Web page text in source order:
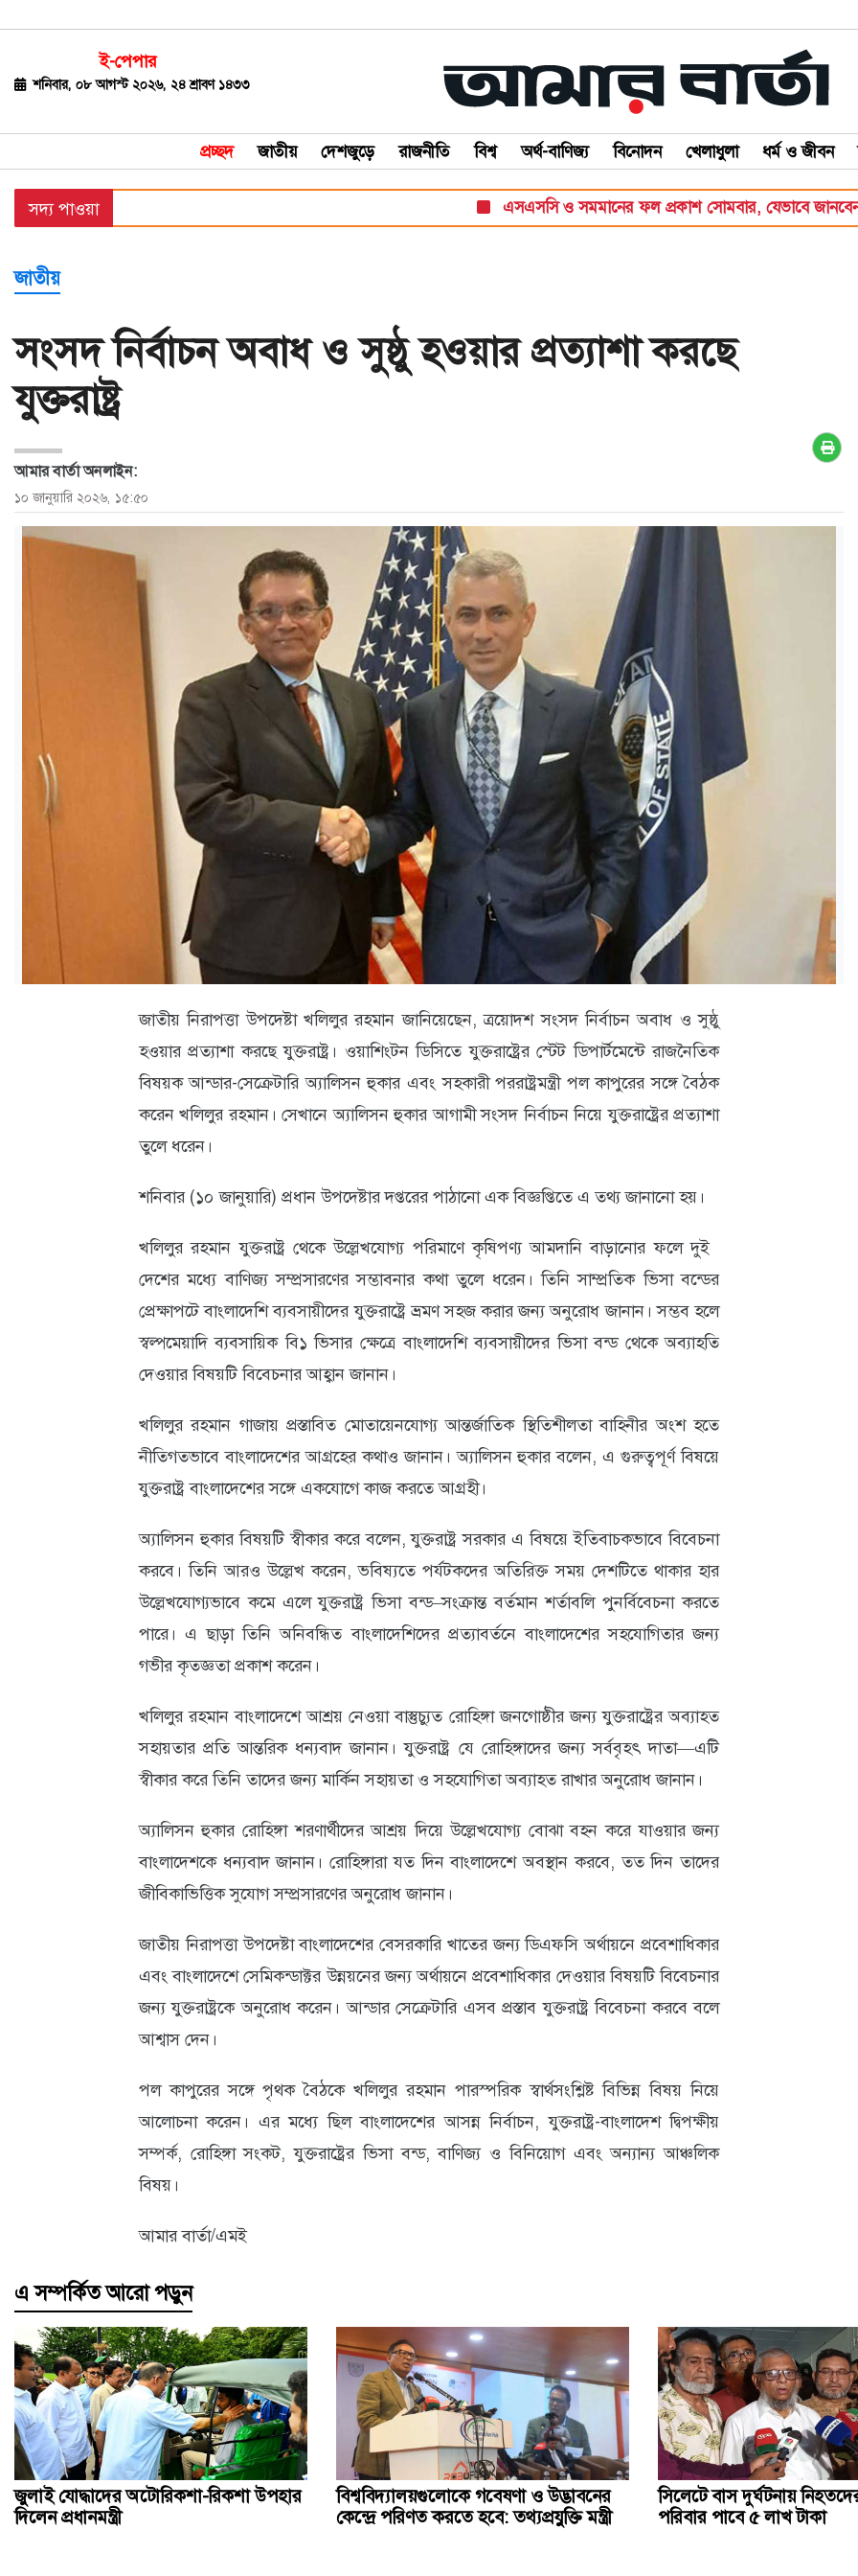
ই-পেপার
শনিবার, ০৮ আগস্ট ২০২৬, ২৪ শ্রাবণ ১৪৩৩
প্রচ্ছদ জাতীয় দেশজুড়ে রাজনীতি বিশ্ব অর্থ-বাণিজ্য বিনোদন খেলাধুলা ধর্ম ও জীবন
জাতীয়
রাজনীতি
বিশ্ব
বাণিজ্য
বিনোদন
খেলাধুলা
ধর্ম
ও
জীবন
মতামত
আজকের
পত্রিকা
ক্যারিয়ার
তথ্যপ্রযুক্তি
লাইফস্টাইল
সদ্য পাওয়া এসএসসি ও সমমানের ফল প্রকাশ সোমবার, যেভাবে জানবেন
জাতীয়
সংসদ নির্বাচন অবাধ ও সুষ্ঠু হওয়ার প্রত্যাশা করছে
যুক্তরাষ্ট্র
আমার বার্তা অনলাইন:
১০ জানুয়ারি ২০২৬, ১৫:৫০
জাতীয় নিরাপত্তা উপদেষ্টা খলিলুর রহমান জানিয়েছেন, ত্রয়োদশ সংসদ নির্বাচন অবাধ ও সুষ্ঠু
হওয়ার প্রত্যাশা করছে যুক্তরাষ্ট্র। ওয়াশিংটন ডিসিতে যুক্তরাষ্ট্রের স্টেট ডিপার্টমেন্টে রাজনৈতিক
বিষয়ক আন্ডার-সেক্রেটারি অ্যালিসন হুকার এবং সহকারী পররাষ্ট্রমন্ত্রী পল কাপুরের সঙ্গে বৈঠক
করেন খলিলুর রহমান। সেখানে অ্যালিসন হুকার আগামী সংসদ নির্বাচন নিয়ে যুক্তরাষ্ট্রের প্রত্যাশা
তুলে ধরেন।
শনিবার (১০ জানুয়ারি) প্রধান উপদেষ্টার দপ্তরের পাঠানো এক বিজ্ঞপ্তিতে এ তথ্য জানানো হয়।
খলিলুর রহমান যুক্তরাষ্ট্র থেকে উল্লেখযোগ্য পরিমাণে কৃষিপণ্য আমদানি বাড়ানোর ফলে দুই
দেশের মধ্যে বাণিজ্য সম্প্রসারণের সম্ভাবনার কথা তুলে ধরেন। তিনি সাম্প্রতিক ভিসা বন্ডের
প্রেক্ষাপটে বাংলাদেশি ব্যবসায়ীদের যুক্তরাষ্ট্রে ভ্রমণ সহজ করার জন্য অনুরোধ জানান। সম্ভব হলে
স্বল্পমেয়াদি ব্যবসায়িক বি১ ভিসার ক্ষেত্রে বাংলাদেশি ব্যবসায়ীদের ভিসা বন্ড থেকে অব্যাহতি
দেওয়ার বিষয়টি বিবেচনার আহ্বান জানান।
খলিলুর রহমান গাজায় প্রস্তাবিত মোতায়েনযোগ্য আন্তর্জাতিক স্থিতিশীলতা বাহিনীর অংশ হতে
নীতিগতভাবে বাংলাদেশের আগ্রহের কথাও জানান। অ্যালিসন হুকার বলেন, এ গুরুত্বপূর্ণ বিষয়ে
যুক্তরাষ্ট্র বাংলাদেশের সঙ্গে একযোগে কাজ করতে আগ্রহী।
অ্যালিসন হুকার বিষয়টি স্বীকার করে বলেন, যুক্তরাষ্ট্র সরকার এ বিষয়ে ইতিবাচকভাবে বিবেচনা
করবে। তিনি আরও উল্লেখ করেন, ভবিষ্যতে পর্যটকদের অতিরিক্ত সময় দেশটিতে থাকার হার
উল্লেখযোগ্যভাবে কমে এলে যুক্তরাষ্ট্র ভিসা বন্ড–সংক্রান্ত বর্তমান শর্তাবলি পুনর্বিবেচনা করতে
পারে। এ ছাড়া তিনি অনিবন্ধিত বাংলাদেশিদের প্রত্যাবর্তনে বাংলাদেশের সহযোগিতার জন্য
গভীর কৃতজ্ঞতা প্রকাশ করেন।
খলিলুর রহমান বাংলাদেশে আশ্রয় নেওয়া বাস্তুচ্যুত রোহিঙ্গা জনগোষ্ঠীর জন্য যুক্তরাষ্ট্রের অব্যাহত
সহায়তার প্রতি আন্তরিক ধন্যবাদ জানান। যুক্তরাষ্ট্র যে রোহিঙ্গাদের জন্য সর্ববৃহৎ দাতা—এটি
স্বীকার করে তিনি তাদের জন্য মার্কিন সহায়তা ও সহযোগিতা অব্যাহত রাখার অনুরোধ জানান।
অ্যালিসন হুকার রোহিঙ্গা শরণার্থীদের আশ্রয় দিয়ে উল্লেখযোগ্য বোঝা বহন করে যাওয়ার জন্য
বাংলাদেশকে ধন্যবাদ জানান। রোহিঙ্গারা যত দিন বাংলাদেশে অবস্থান করবে, তত দিন তাদের
জীবিকাভিত্তিক সুযোগ সম্প্রসারণের অনুরোধ জানান।
জাতীয় নিরাপত্তা উপদেষ্টা বাংলাদেশের বেসরকারি খাতের জন্য ডিএফসি অর্থায়নে প্রবেশাধিকার
এবং বাংলাদেশে সেমিকন্ডাক্টর উন্নয়নের জন্য অর্থায়নে প্রবেশাধিকার দেওয়ার বিষয়টি বিবেচনার
জন্য যুক্তরাষ্ট্রকে অনুরোধ করেন। আন্ডার সেক্রেটারি এসব প্রস্তাব যুক্তরাষ্ট্র বিবেচনা করবে বলে
আশ্বাস দেন।
পল কাপুরের সঙ্গে পৃথক বৈঠকে খলিলুর রহমান পারস্পরিক স্বার্থসংশ্লিষ্ট বিভিন্ন বিষয় নিয়ে
আলোচনা করেন। এর মধ্যে ছিল বাংলাদেশের আসন্ন নির্বাচন, যুক্তরাষ্ট্র-বাংলাদেশ দ্বিপক্ষীয়
সম্পর্ক, রোহিঙ্গা সংকট, যুক্তরাষ্ট্রের ভিসা বন্ড, বাণিজ্য ও বিনিয়োগ এবং অন্যান্য আঞ্চলিক
বিষয়।
আমার বার্তা/এমই
এ সম্পর্কিত আরো পড়ুন
জুলাই যোদ্ধাদের অটোরিকশা-রিকশা উপহার
দিলেন প্রধানমন্ত্রী
বিশ্ববিদ্যালয়গুলোকে গবেষণা ও উদ্ভাবনের
কেন্দ্রে পরিণত করতে হবে: তথ্যপ্রযুক্তি মন্ত্রী
সিলেটে বাস দুর্ঘটনায়
পরিবার পাবে ৫ লাখ টাকা